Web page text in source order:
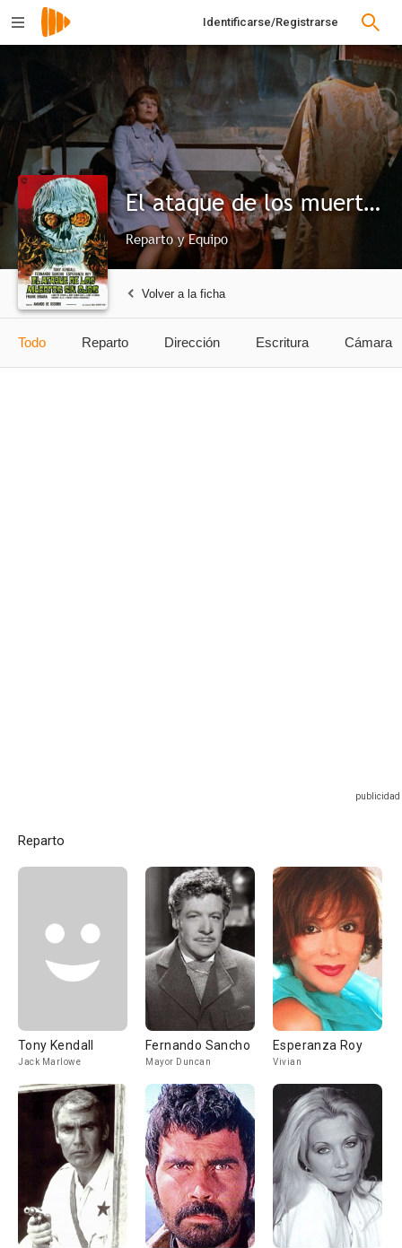
Identificarse/Registrarse
El ataque de los muertos sin ojos
Reparto y Equipo
Volver a la ficha
Todo Reparto Dirección Escritura Cámara
Reparto
Tony Kendall
Jack Marlowe
Fernando Sancho
Mayor Duncan
Esperanza Roy
Vivian